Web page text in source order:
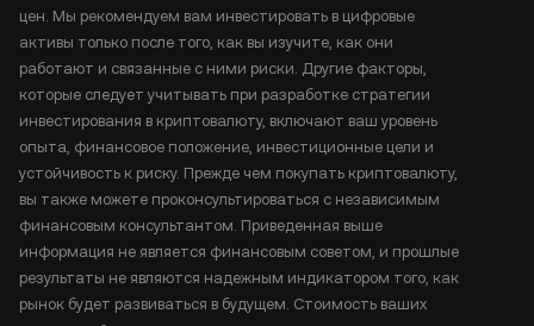
цен. Мы рекомендуем вам инвестировать в цифровые
активы только после того, как вы изучите, как они
работают и связанные с ними риски. Другие факторы,
которые следует учитывать при разработке стратегии
инвестирования в криптовалюту, включают ваш уровень
опыта, финансовое положение, инвестиционные цели и
устойчивость к риску. Прежде чем покупать криптовалюту,
вы также можете проконсультироваться с независимым
финансовым консультантом. Приведенная выше
информация не является финансовым советом, и прошлые
результаты не являются надежным индикатором того, как
рынок будет развиваться в будущем. Стоимость ваших